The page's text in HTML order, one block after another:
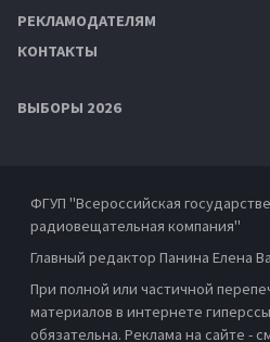
РЕКЛАМОДАТЕЛЯМ
КОНТАКТЫ
ВЫБОРЫ 2026
ФГУП "Всероссийская
радиовещательная компания"
Главный редактор Панина Елена
При полной или частичной
материалов в интернете
обязательна. Реклама на сайте -